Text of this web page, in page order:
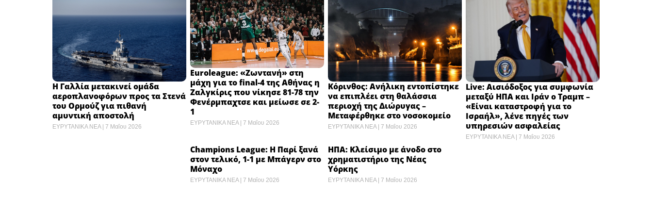
Η Γαλλία μετακινεί ομάδα
αεροπλανοφόρων προς τα Στενά
του Ορμούζ για πιθανή
αμυντική αποστολή ​
ΕΥΡΥΤΑΝΙΚΑ ΝΕΑ 7 Μαΐου 2026
Euroleague: «Ζωντανή» στη
μάχη για το final-4 της Αθήνας η
Ζαλγκίρις που νίκησε 81-78 την
Φενέρμπαχτσε και μείωσε σε 2-
1 ​
ΕΥΡΥΤΑΝΙΚΑ ΝΕΑ 7 Μαΐου 2026
Κόρινθος: Ανήλικη εντοπίστηκε
να επιπλέει στη θαλάσσια
περιοχή της Διώρυγας –
Μεταφέρθηκε στο νοσοκομείο ​
ΕΥΡΥΤΑΝΙΚΑ ΝΕΑ 7 Μαΐου 2026
Live: Αισιόδοξος για συμφωνία
μεταξύ ΗΠΑ και Ιράν ο Τραμπ –
«Είναι καταστροφή για το
Ισραήλ», λένε πηγές των
υπηρεσιών ασφαλείας ​
ΕΥΡΥΤΑΝΙΚΑ ΝΕΑ 7 Μαΐου 2026